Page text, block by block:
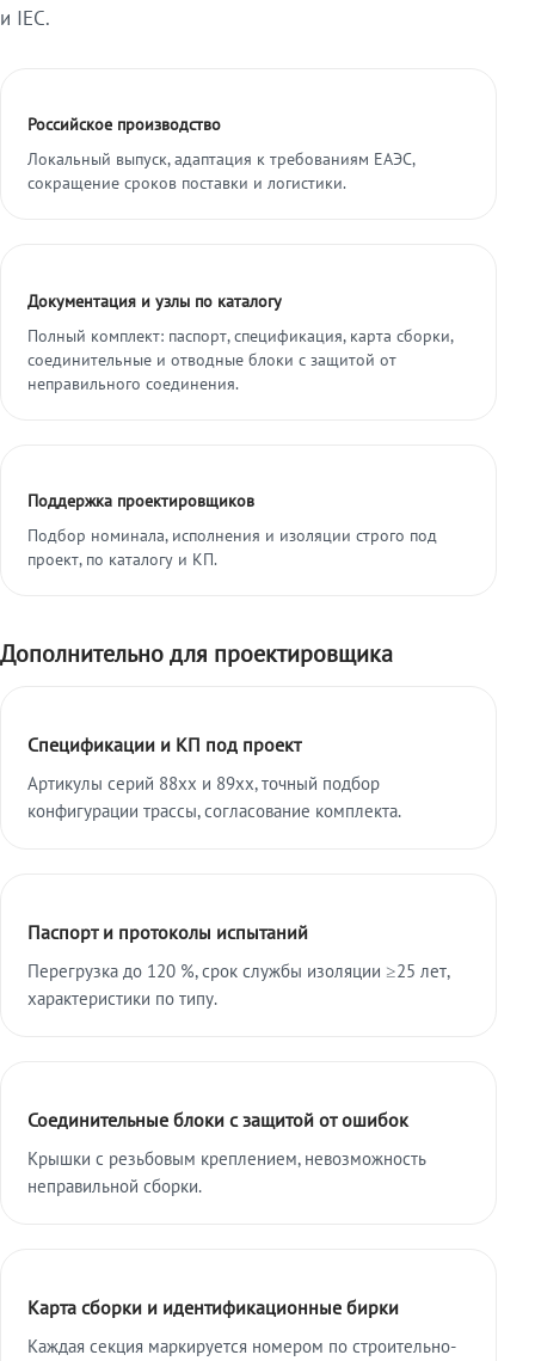
и IEC.
Российское производство
Локальный выпуск, адаптация к требованиям ЕАЭС,
сокращение сроков поставки и логистики.
Документация и узлы по каталогу
Полный комплект: паспорт, спецификация, карта сборки,
соединительные и отводные блоки с защитой от
неправильного соединения.
Поддержка проектировщиков
Подбор номинала, исполнения и изоляции строго под
проект, по каталогу и КП.
Дополнительно для проектировщика
Спецификации и КП под проект
Артикулы серий 88xx и 89xx, точный подбор
конфигурации трассы, согласование комплекта.
Паспорт и протоколы испытаний
Перегрузка до 120 %, срок службы изоляции ≥25 лет,
характеристики по типу.
Соединительные блоки с защитой от ошибок
Крышки с резьбовым креплением, невозможность
неправильной сборки.
Карта сборки и идентификационные бирки
Каждая секция маркируется номером по строительно-